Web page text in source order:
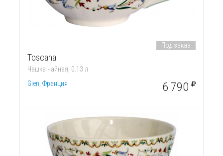
Toscana
Чашка чайная, 0.13 л
Gien, Франция
Под заказ
6 790